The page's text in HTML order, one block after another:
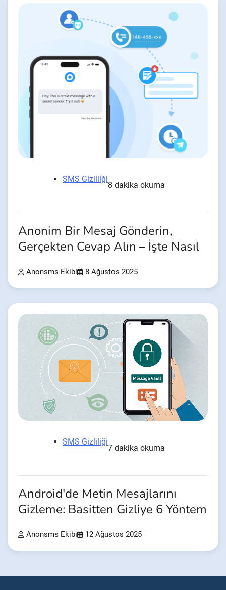
SMS Gizliliği
8 dakika okuma
Anonim Bir Mesaj Gönderin,
Gerçekten Cevap Alın – İşte Nasıl
Anonsms Ekibi 8 Ağustos 2025
SMS Gizliliği
7 dakika okuma
Android'de Metin Mesajlarını
Gizleme: Basitten Gizliye 6 Yöntem
Anonsms Ekibi 12 Ağustos 2025